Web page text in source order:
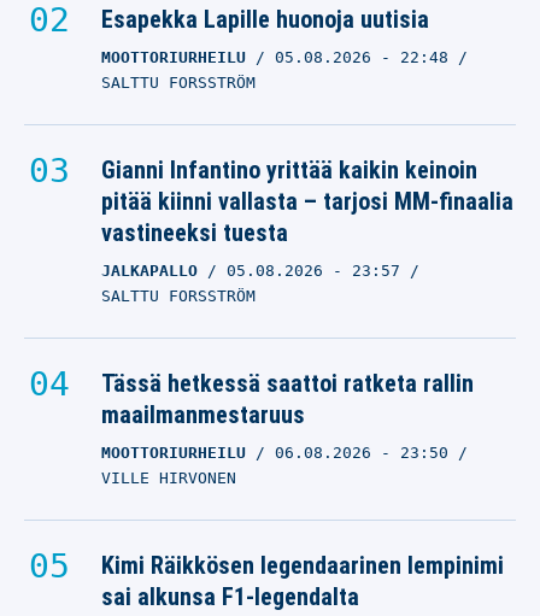
Esapekka Lapille huonoja uutisia
MOOTTORIURHEILU 05.08.2026 - 22:48
SALTTU FORSSTRÖM
Gianni Infantino yrittää kaikin keinoin
pitää kiinni vallasta – tarjosi MM-finaalia
vastineeksi tuesta
JALKAPALLO 05.08.2026 - 23:57
SALTTU FORSSTRÖM
Tässä hetkessä saattoi ratketa rallin
maailmanmestaruus
MOOTTORIURHEILU 06.08.2026 - 23:50
VILLE HIRVONEN
Kimi Räikkösen legendaarinen lempinimi
sai alkunsa F1-legendalta